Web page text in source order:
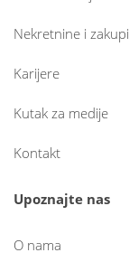
Nekretnine i zakupi
Karijere
Kutak za medije
Kontakt
Upoznajte nas
O nama